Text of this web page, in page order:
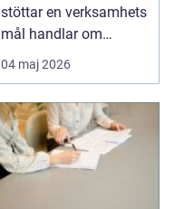
stöttar en verksamhets
mål handlar om
mycket mer än kv...
04 maj 2026